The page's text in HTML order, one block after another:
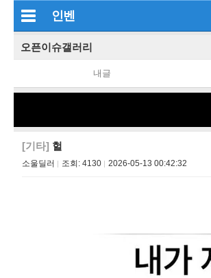
인벤
오픈이슈갤러리
내글
[기타] 헐
소울딜러 조회: 4130 2026-05-13 00:42:32